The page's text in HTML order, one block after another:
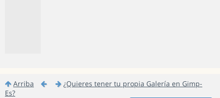
Arriba
¿Quieres tener tu propia Galería en Gimp-
Es?